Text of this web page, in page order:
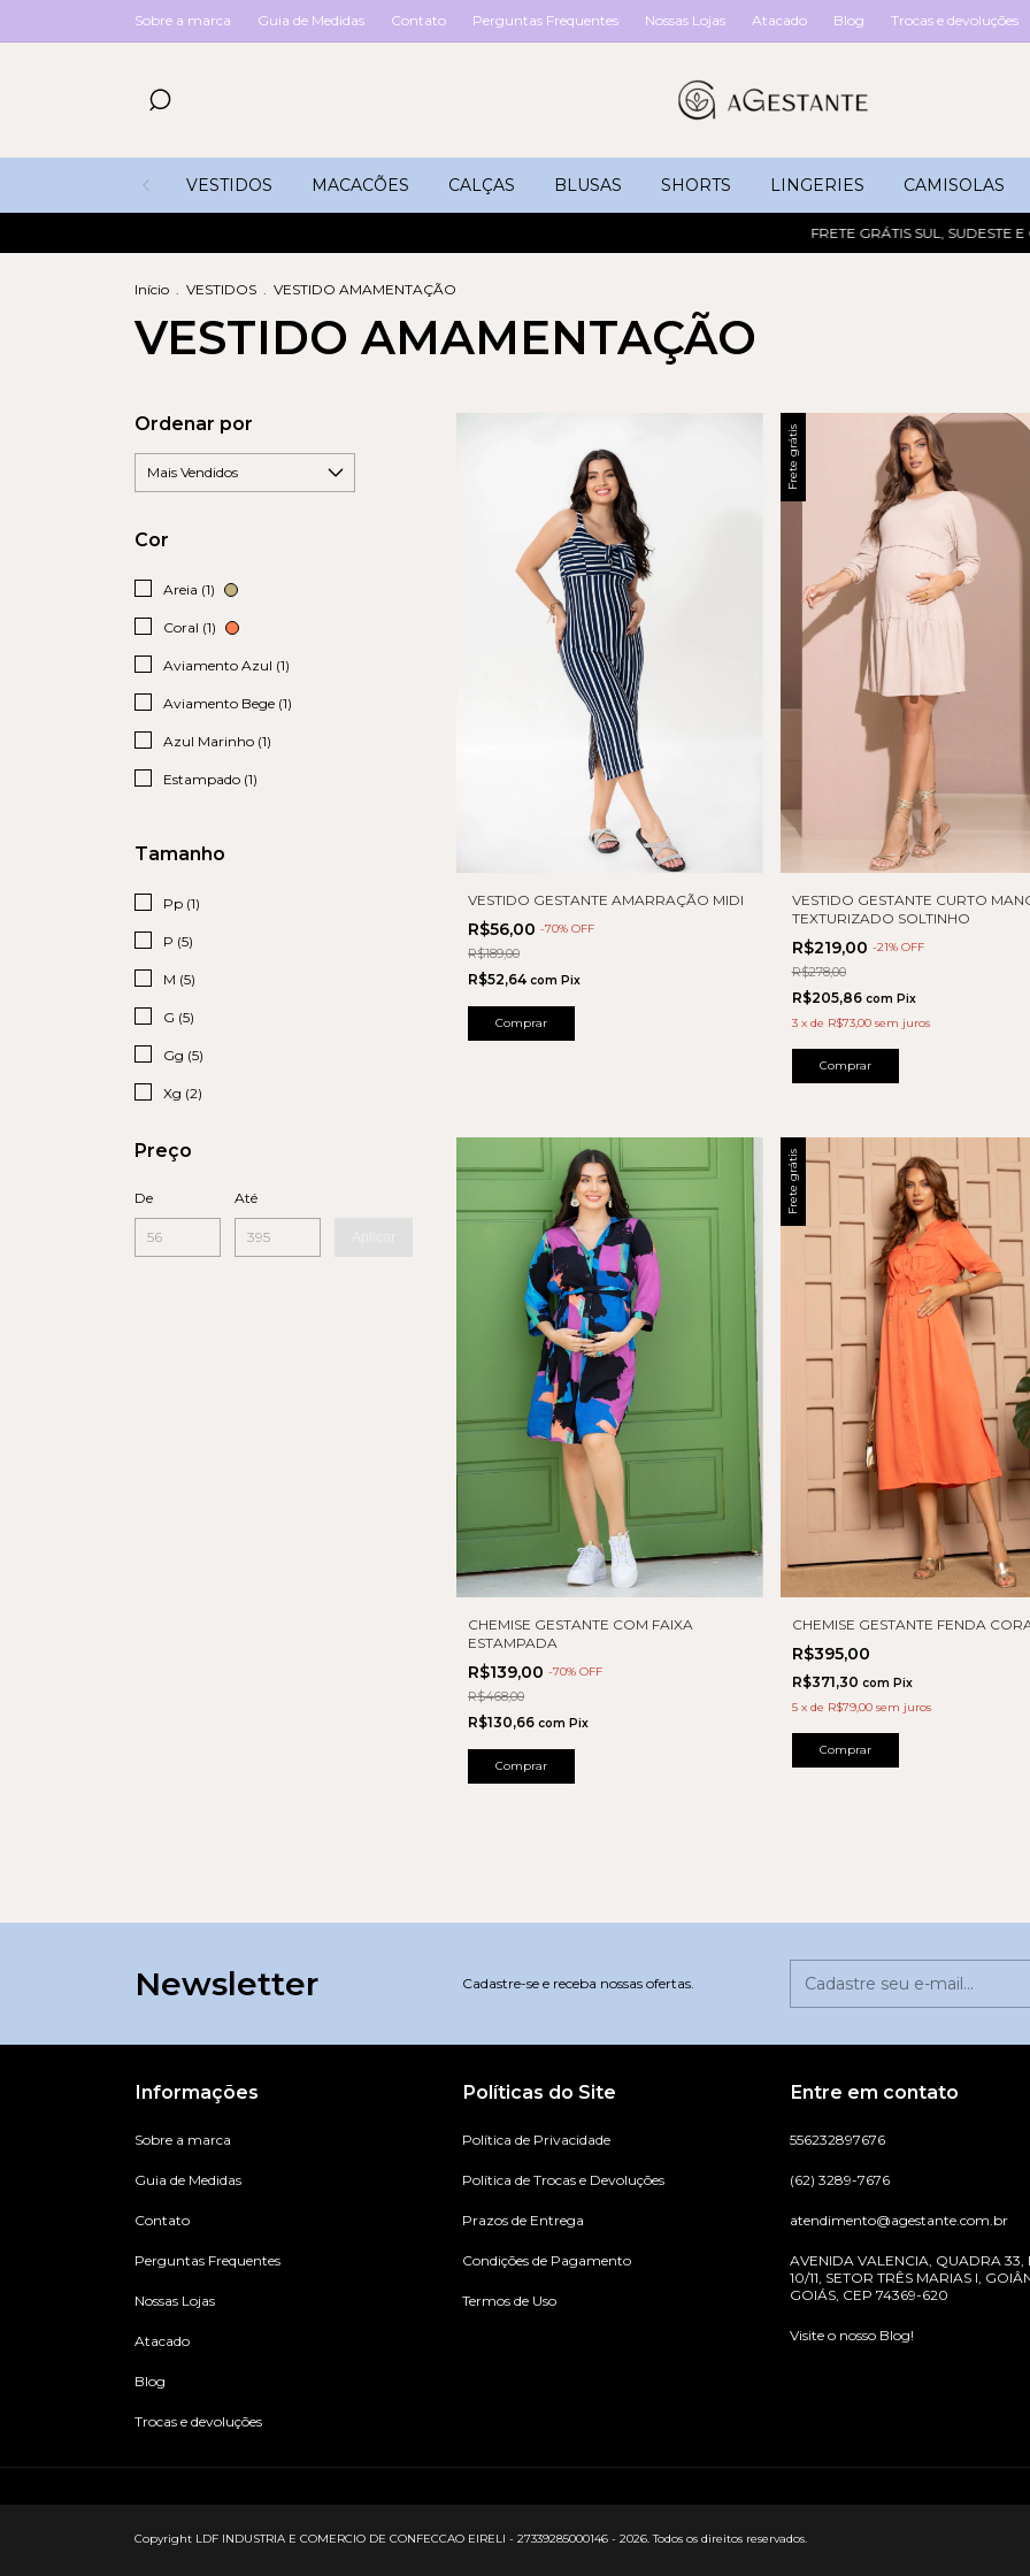
Sobre a marca Guia de Medidas Contato Perguntas Frequentes Nossas Lojas Atacado Blog Trocas e devoluções
VESTIDOS MACACÕES CALÇAS BLUSAS SHORTS LINGERIES CAMISOLAS
FRETE GRÁTIS SUL, SUDESTE E
Início VESTIDOS VESTIDO AMAMENTAÇÃO
VESTIDO AMAMENTAÇÃO
Ordenar por
Cor
Areia (1)
Coral (1)
Aviamento Azul (1)
Aviamento Bege (1)
Azul Marinho (1)
Estampado (1)
Tamanho
Pp (1)
P (5)
M (5)
G (5)
Gg (5)
Xg (2)
Preço
De Até
VESTIDO GESTANTE AMARRAÇÃO MIDI
R$56,00 -70% OFF
R$189,00
R$52,64 com Pix
Comprar
Frete grátis
VESTIDO GESTANTE CURTO
TEXTURIZADO SOLTINHO
R$219,00 -21% OFF
R$278,00
R$205,86 com Pix
3 x de R$73,00 sem juros
Comprar
CHEMISE GESTANTE COM FAIXA
ESTAMPADA
R$139,00 -70% OFF
R$468,00
R$130,66 com Pix
Comprar
Frete grátis
CHEMISE GESTANTE FENDA
R$395,00
R$371,30 com Pix
5 x de R$79,00 sem juros
Comprar
Newsletter Cadastre-se e receba nossas ofertas.
Informações
Sobre a marca
Guia de Medidas
Contato
Perguntas Frequentes
Nossas Lojas
Atacado
Blog
Trocas e devoluções
Políticas do Site
Política de Privacidade
Política de Trocas e Devoluções
Prazos de Entrega
Condições de Pagamento
Termos de Uso
Entre em contato
556232897676
(62) 3289-7676
atendimento@agestante.com.br
AVENIDA VALENCIA, QUADRA 33,
10/11, SETOR TRÊS MARIAS I,
GOIÁS, CEP 74369-620
Visite o nosso Blog!
Copyright LDF INDUSTRIA E COMERCIO DE CONFECCAO EIRELI - 27339285000146 - 2026. Todos os direitos reservados.